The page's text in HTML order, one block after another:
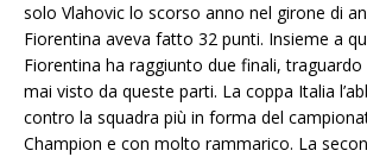
solo Vlahovic lo scorso anno nel girone di
Fiorentina aveva fatto 32 punti. Insieme a
Fiorentina ha raggiunto due finali,
mai visto da queste parti. La coppa Italia
contro la squadra più in forma del
Champion e con molto rammarico. La